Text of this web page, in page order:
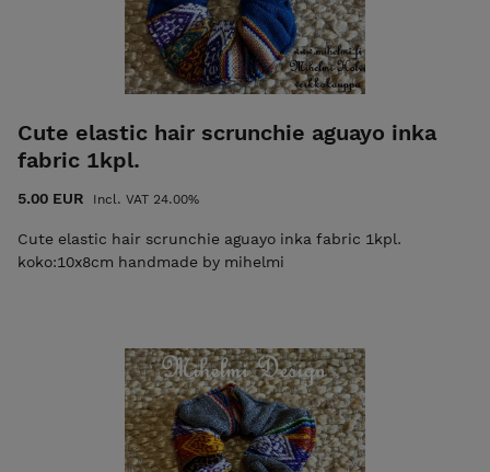
Cute elastic hair scrunchie aguayo inka
fabric 1kpl.
5.00 EUR Incl. VAT 24.00%
Cute elastic hair scrunchie aguayo inka fabric 1kpl.
koko:10x8cm handmade by mihelmi